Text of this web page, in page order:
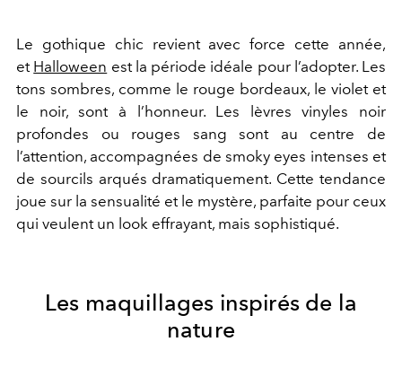
Le gothique chic revient avec force cette année,
et Halloween est la période idéale pour l’adopter. Les
tons sombres, comme le rouge bordeaux, le violet et
le noir, sont à l’honneur. Les lèvres vinyles noir
profondes ou rouges sang sont au centre de
l’attention, accompagnées de smoky eyes intenses et
de sourcils arqués dramatiquement. Cette tendance
joue sur la sensualité et le mystère, parfaite pour ceux
qui veulent un look effrayant, mais sophistiqué.
Les maquillages inspirés de la
nature